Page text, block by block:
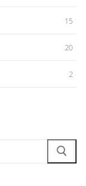
15
20
2